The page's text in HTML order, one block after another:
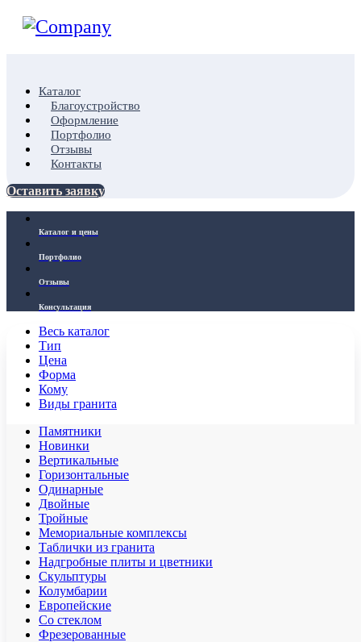
Каталог
Благоустройство
Оформление
Портфолио
Отзывы
Контакты
Оставить заявку
Каталог и цены
Портфолио
Отзывы
Консультация
Весь каталог
Тип
Цена
Форма
Кому
Виды гранита
Памятники
Новинки
Вертикальные
Горизонтальные
Одинарные
Двойные
Тройные
Мемориальные комплексы
Таблички из гранита
Надгробные плиты и цветники
Скульптуры
Колумбарии
Европейские
Со стеклом
Фрезерованные